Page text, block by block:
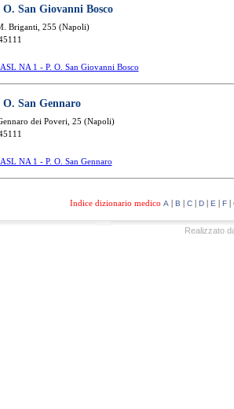
San Giovanni Bosco
Briganti, 255 (Napoli)
ASL NA 1 - P. O. San Giovanni Bosco
San Gennaro
dei Poveri, 25 (Napoli)
ASL NA 1 - P. O. San Gennaro
Indice dizionario medico A | B | C| D| E | F|
Realizzato